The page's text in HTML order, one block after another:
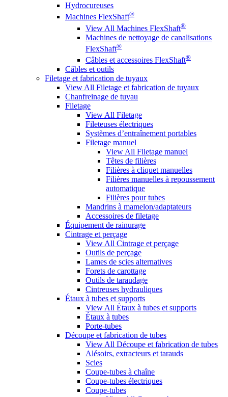
Hydrocureuses
Machines FlexShaft®
View All Machines FlexShaft®
Machines de nettoyage de canalisations
FlexShaft®
Câbles et accessoires FlexShaft®
Câbles et outils
Filetage et fabrication de tuyaux
View All Filetage et fabrication de tuyaux
Chanfreinage de tuyau
Filetage
View All Filetage
Fileteuses électriques
Systèmes d’entraînement portables
Filetage manuel
View All Filetage manuel
Têtes de filières
Filières à cliquet manuelles
Filières manuelles à repoussement
automatique
Filières pour tubes
Mandrins à mamelon/adaptateurs
Accessoires de filetage
Équipement de rainurage
Cintrage et perçage
View All Cintrage et perçage
Outils de perçage
Lames de scies alternatives
Forets de carottage
Outils de taraudage
Cintreuses hydrauliques
Étaux à tubes et supports
View All Étaux à tubes et supports
Étaux à tubes
Porte-tubes
Découpe et fabrication de tubes
View All Découpe et fabrication de tubes
Alésoirs, extracteurs et tarauds
Scies
Coupe-tubes à chaîne
Coupe-tubes électriques
Coupe-tubes